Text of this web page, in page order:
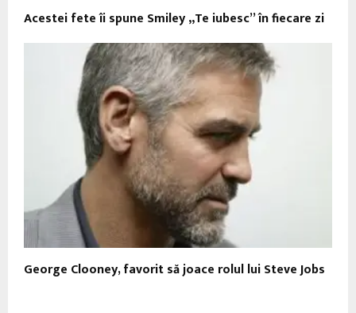
Acestei fete îi spune Smiley „Te iubesc” în fiecare zi
George Clooney, favorit să joace rolul lui Steve Jobs